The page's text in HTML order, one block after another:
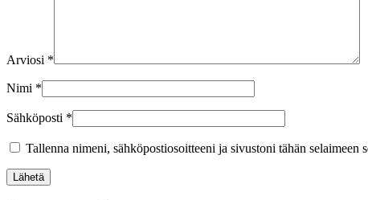
Arviosi *
Nimi *
Sähköposti *
Tallenna nimeni, sähköpostiosoitteeni ja sivustoni tähän selaimeen
Lähetä